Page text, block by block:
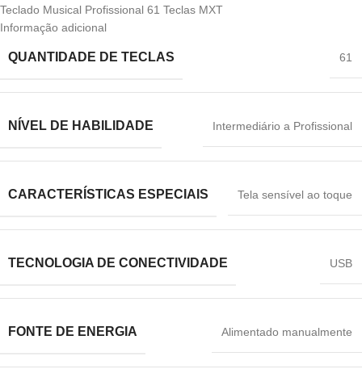
Teclado Musical Profissional 61 Teclas MXT
Informação adicional
QUANTIDADE DE TECLAS 61
NÍVEL DE HABILIDADE Intermediário a Profissional
CARACTERÍSTICAS ESPECIAIS Tela sensível ao toque
TECNOLOGIA DE CONECTIVIDADE USB
FONTE DE ENERGIA Alimentado manualmente